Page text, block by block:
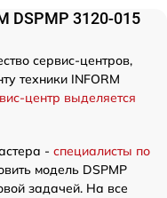
DSPMP 3120-015
сервис-центров,
техники INFORM
центр выделяется
- специалисты по
модель DSPMP
задачей. На все